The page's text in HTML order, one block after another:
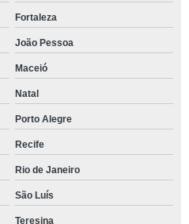
Fortaleza
João Pessoa
Maceió
Natal
Porto Alegre
Recife
Rio de Janeiro
São Luís
Teresina